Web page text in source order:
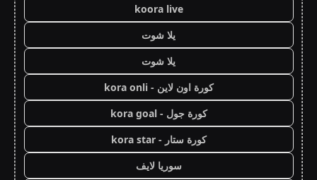
koora live
يلا شوت
يلا شوت
كورة اون لاين - kora onli
كورة جول - kora goal
كورة ستار - kora star
سوريا لايف